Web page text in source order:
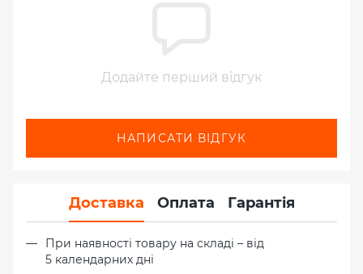
Додайте перший відгук
НАПИСАТИ ВІДГУК
Доставка Оплата Гарантія
При наявності товару на складі – від
5 календарних дні